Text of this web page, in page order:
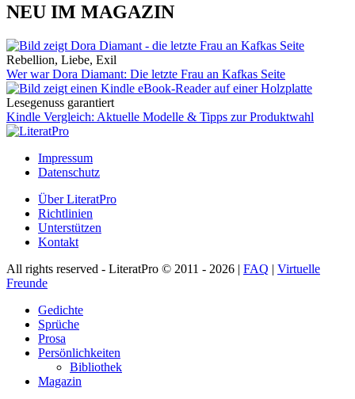
NEU IM MAGAZIN
Rebellion, Liebe, Exil
Wer war Dora Diamant: Die letzte Frau an Kafkas Seite
Lesegenuss garantiert
Kindle Vergleich: Aktuelle Modelle & Tipps zur Produktwahl
Impressum
Datenschutz
Über LiteratPro
Richtlinien
Unterstützen
Kontakt
All rights reserved - LiteratPro © 2011 - 2026 | FAQ | Virtuelle
Freunde
Gedichte
Sprüche
Prosa
Persönlichkeiten
Bibliothek
Magazin